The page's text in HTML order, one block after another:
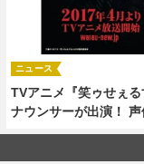
舞台
編集部ブログ・お
TVアニメ『笑ゥせぇ
ナウンサーが出演！
ニュース